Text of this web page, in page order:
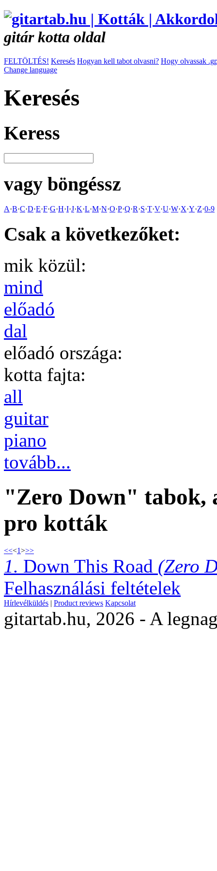
gitár kotta oldal
FELTÖLTÉS! Keresés Hogyan kell tabot olvasni? Hogy olvassak
Change language
Keresés
Keress
vagy böngéssz
A·B·C·D·E·F·G·H·I·J·K·L·M·N·O·P·Q·R·S·T·V·U·W·X·Y·Z·0-9
Csak a következőket:
mik közül:
mind
előadó
dal
előadó országa:
kotta fajta:
all
guitar
piano
tovább...
"Zero Down" tabok,
pro kották
<<<1>>>
1. Down This Road (Zero
Felhasználási feltételek
Hírlevélküldés | Product reviews Kapcsolat
gitartab.hu, 2026 - A